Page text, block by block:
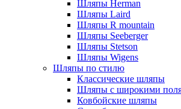
Шляпы Herman
Шляпы Laird
Шляпы R mountain
Шляпы Seeberger
Шляпы Stetson
Шляпы Wigens
Шляпы по стилю
Классические шляпы
Шляпы с широкими
Ковбойские шляпы